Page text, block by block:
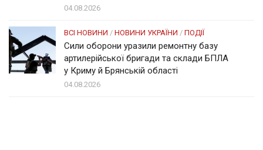
04.08.2026
ВСІ НОВИНИ / НОВИНИ УКРАЇНИ / ПОДІЇ
Сили оборони уразили ремонтну базу
артилерійської бригади та склади БПЛА
у Криму й Брянській області
04.08.2026